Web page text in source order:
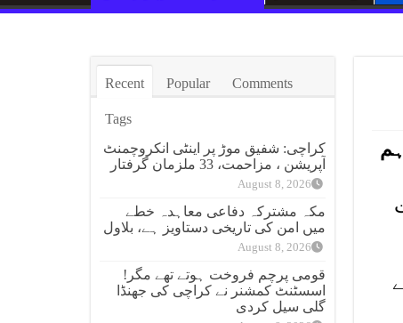
(نیب) نے 40ارب روپے کے کوہستان میگا کرپشن اسکینڈل میں 8 اہم
Recent Popular Comments
Tags
کراچی: شفیق موڑ پر اینٹی انکروچمنٹ
آپریشن ، مزاحمت، 33 ملزمان گرفتار
August 8, 2026
مکہ مشترکہ دفاعی معاہدہ خطے
میں امن کی تاریخی دستاویز ہے، بلاول
August 8, 2026
قومی پرچم فروخت ہوتے تھے مگر!
اسسٹنٹ کمشنر نے کراچی کی جھنڈا
گلی سیل کردی